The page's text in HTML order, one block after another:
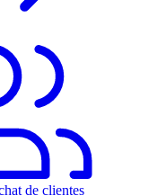
de clientes